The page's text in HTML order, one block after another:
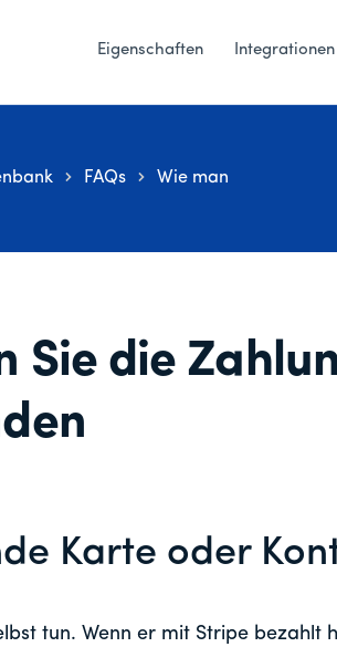
Eigenschaften Integrationen
FAQs Wie man
Sie die
Karte oder
tun. Wenn er mit Stripe bezahlt